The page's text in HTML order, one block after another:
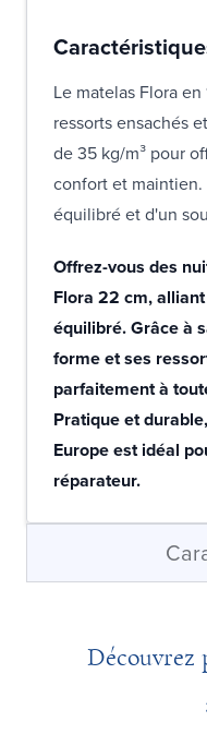
Le matelas Flora
ressorts ensachés
de 35 kg/m³ pour
confort et
équilibré et d'un
Offrez-vous des
Flora 22 cm,
équilibré. Grâce à
forme et ses
parfaitement à
Pratique et
Europe est idéal
réparateur.
Découvrez